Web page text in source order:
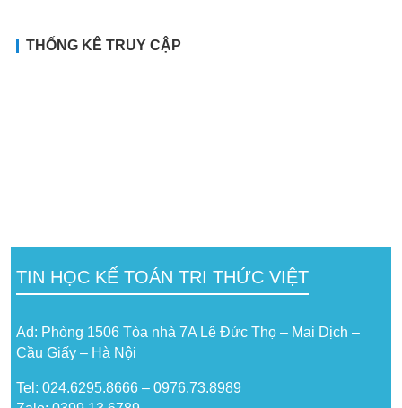
THỐNG KÊ TRUY CẬP
TIN HỌC KẾ TOÁN TRI THỨC VIỆT
Ad: Phòng 1506 Tòa nhà 7A Lê Đức Thọ – Mai Dịch –
Cầu Giấy – Hà Nội
Tel: 024.6295.8666 – 0976.73.8989